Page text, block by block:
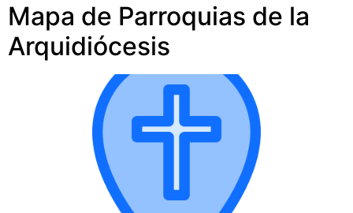
Mapa de Parroquias de la
Arquidiócesis